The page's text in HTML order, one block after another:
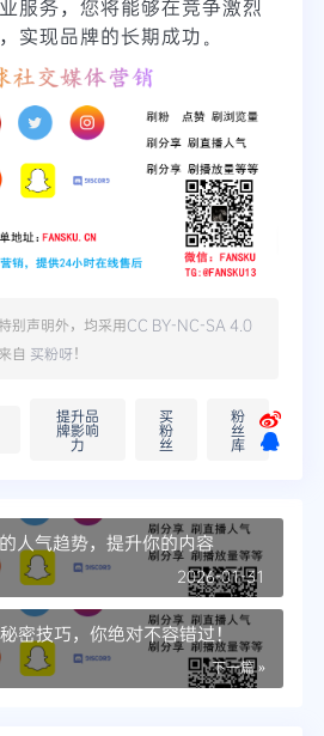
服务，您将能够在竞争激烈
实现品牌的长期成功。
别声明外，均采用CC BY-NC-SA 4.0
自 买粉呀！
提升品
牌影响
力
买
粉
丝
粉
丝
库
人气趋势，提升你的内容
2026-01-31
密技巧，你绝对不容错过！
下一篇 »